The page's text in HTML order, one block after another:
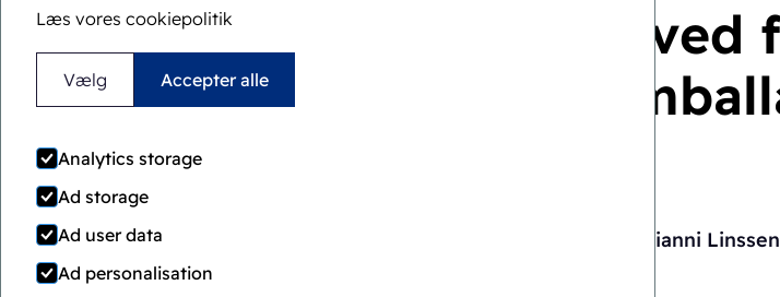
Læs vores cookiepolitik
Vælg Accepter alle
Analytics storage
Ad storage
Ad user data
Ad personalisation
De 5 fordele
Gianni Linssen